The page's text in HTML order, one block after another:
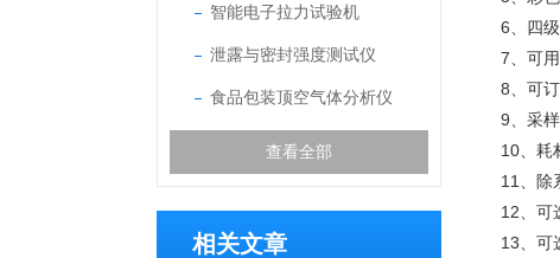
智能电子拉力试验机
泄露与密封强度测试仪
食品包装顶空气体分析仪
查看全部
相关文章
6、四
7、可
8、可
9、采
10、耗
11、除
12、可
13、可